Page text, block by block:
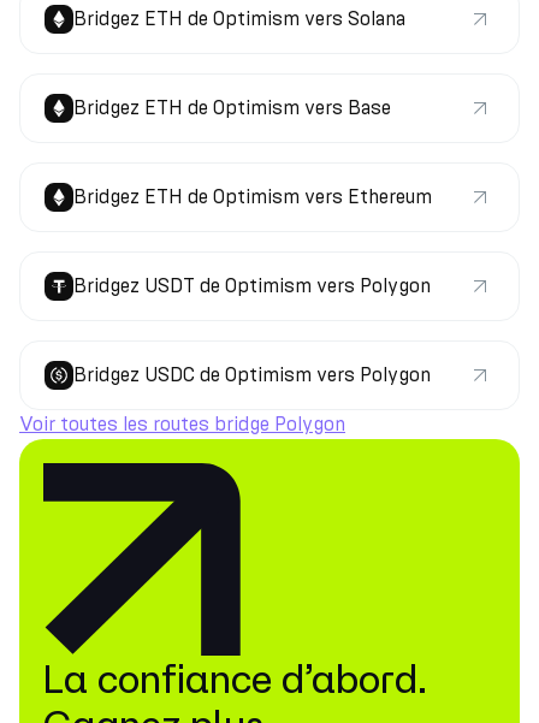
Bridgez ETH de Optimism vers Solana
Bridgez ETH de Optimism vers Base
Bridgez ETH de Optimism vers Ethereum
Bridgez USDT de Optimism vers Polygon
Bridgez USDC de Optimism vers Polygon
Voir toutes les routes bridge Polygon
La confiance d’abord.